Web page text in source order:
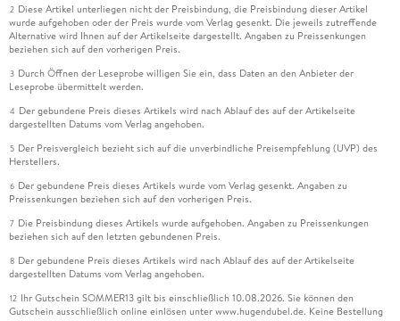
2 Diese Artikel unterliegen nicht der Preisbindung, die Preisbindung dieser Artikel
wurde aufgehoben oder der Preis wurde vom Verlag gesenkt. Die jeweils zutreffende
Alternative wird Ihnen auf der Artikelseite dargestellt. Angaben zu Preissenkungen
beziehen sich auf den vorherigen Preis.
3 Durch Öffnen der Leseprobe willigen Sie ein, dass Daten an den Anbieter der
Leseprobe übermittelt werden.
4 Der gebundene Preis dieses Artikels wird nach Ablauf des auf der Artikelseite
dargestellten Datums vom Verlag angehoben.
5 Der Preisvergleich bezieht sich auf die unverbindliche Preisempfehlung (UVP) des
Herstellers.
6 Der gebundene Preis dieses Artikels wurde vom Verlag gesenkt. Angaben zu
Preissenkungen beziehen sich auf den vorherigen Preis.
7 Die Preisbindung dieses Artikels wurde aufgehoben. Angaben zu Preissenkungen
beziehen sich auf den letzten gebundenen Preis.
8 Der gebundene Preis dieses Artikels wird nach Ablauf des auf der Artikelseite
dargestellten Datums vom Verlag angehoben.
12 Ihr Gutschein SOMMER13 gilt bis einschließlich 10.08.2026. Sie können den
Gutschein ausschließlich online einlösen unter www.hugendubel.de. Keine Bestellung